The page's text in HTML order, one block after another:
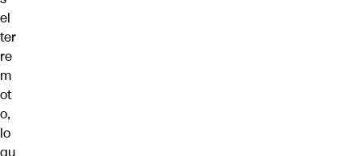
el
ter
re
m
ot
o,
lo
qu